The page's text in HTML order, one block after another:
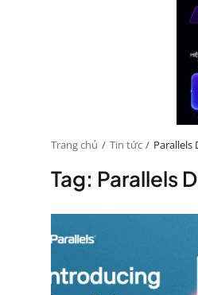
Trang chủ Tin tức Parallels
Tag: Parallels